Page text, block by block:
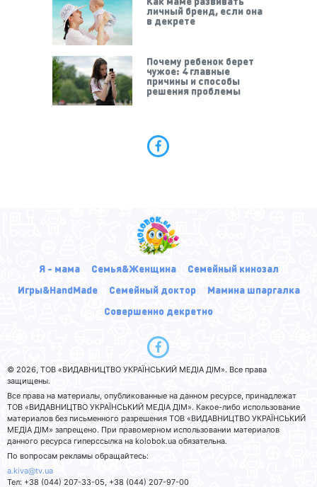
личный бренд, если она
в декрете
Почему ребенок берет
чужое: 4 главные
причины и способы
решения проблемы
Я - мама Семья&Женщина
Семейный кинозал
Игры&HandMade
Семейный доктор
Мамина шпаргалка
Совершенно декретно
© 2026, ТОВ «ВИДАВНИЦТВО УКРАЇНСЬКИЙ МЕДІА ДІМ». Все права
защищены.
Все права на материалы, опубликованные на данном ресурсе, принадлежат
ТОВ «ВИДАВНИЦТВО УКРАЇНСЬКИЙ МЕДІА ДІМ». Какое-либо использование
материалов без письменного разрешения ТОВ «ВИДАВНИЦТВО УКРАЇНСЬКИЙ
МЕДІА ДІМ» запрещено. При правомерном использовании материалов
данного ресурса гиперссылка на kolobok.ua обязательна.
По вопросам рекламы обращайтесь:
a.kiva@tv.ua
Тел: +38 (044) 207-33-05, +38 (044) 207-97-00